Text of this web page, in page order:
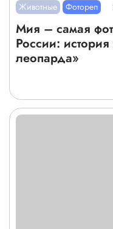
Животные Фотореп
Мия – самая
России:
леопарда»